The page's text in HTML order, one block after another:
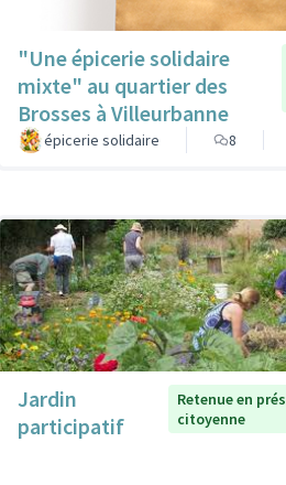
"Une épicerie solidaire
mixte" au quartier des
Brosses à Villeurbanne
épicerie solidaire 8
Jardin
participatif
Retenue en
citoyenne